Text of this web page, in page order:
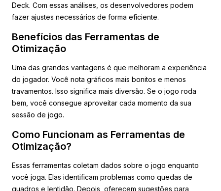
Deck. Com essas análises, os desenvolvedores podem
fazer ajustes necessários de forma eficiente.
Benefícios das Ferramentas de
Otimização
Uma das grandes vantagens é que melhoram a experiência
do jogador. Você nota gráficos mais bonitos e menos
travamentos. Isso significa mais diversão. Se o jogo roda
bem, você consegue aproveitar cada momento da sua
sessão de jogo.
Como Funcionam as Ferramentas de
Otimização?
Essas ferramentas coletam dados sobre o jogo enquanto
você joga. Elas identificam problemas como quedas de
quadros e lentidão. Depois, oferecem sugestões para